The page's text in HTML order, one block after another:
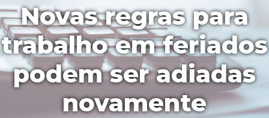
Novas regras para
trabalho em feriados
podem ser adiadas
novamente